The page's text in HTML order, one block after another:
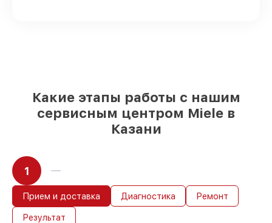
Какие этапы работы с нашим
сервисным центром Miele в
Казани
1
Прием и доставка Диагностика Ремонт
Результат